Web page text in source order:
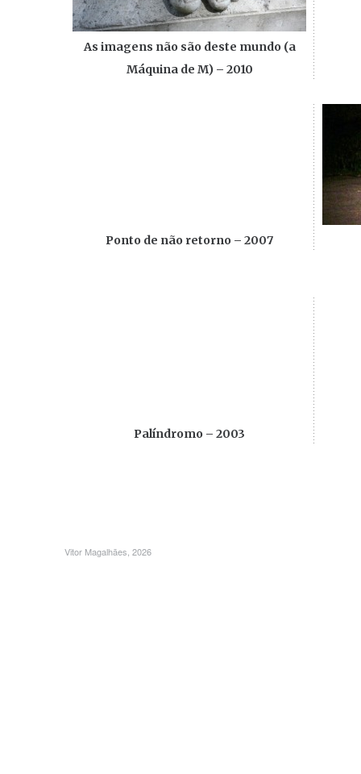
As imagens não são deste mundo (a
Máquina de M) – 2010
Ponto de não retorno – 2007
Palíndromo – 2003
Vitor Magalhães, 2026